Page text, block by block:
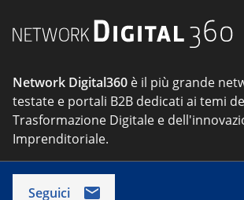
Network Digital360 è il più grande
testate e portali B2B dedicati ai temi
Trasformazione Digitale e
Imprenditoriale.
Seguici